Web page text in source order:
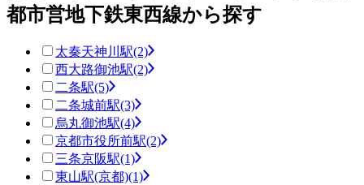
都市営地下鉄東西線から探す
太秦天神川駅(2)
西大路御池駅(2)
二条駅(5)
二条城前駅(3)
烏丸御池駅(4)
京都市役所前駅(2)
三条京阪駅(1)
東山駅(京都)(1)